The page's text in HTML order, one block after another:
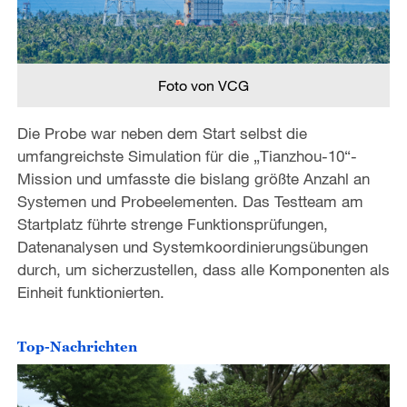
Foto von VCG
Die Probe war neben dem Start selbst die
umfangreichste Simulation für die „Tianzhou-10“-
Mission und umfasste die bislang größte Anzahl an
Systemen und Probeelementen. Das Testteam am
Startplatz führte strenge Funktionsprüfungen,
Datenanalysen und Systemkoordinierungsübungen
durch, um sicherzustellen, dass alle Komponenten als
Einheit funktionierten.
Top-Nachrichten